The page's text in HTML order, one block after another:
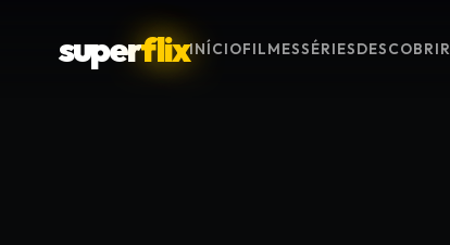
superflixINÍCIOFILMESSÉRIESDESCOBRIR